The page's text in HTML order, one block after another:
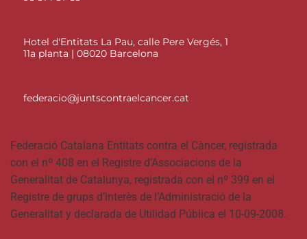
Hotel d'Entitats La Pau, calle Pere Vergés, 1
11a planta | 08020 Barcelona
federacio@juntscontraelcancer.cat
Federació Catalana Entitats contra el Càncer, registrada
con el nº 408 en el Registre d’Associacions de la
Generalitat de Catalunya, registrada con el nº 399 en el
Registre de grups d’interès de l’Administració de la
Generalitat y declarada de Utilidad Pública el 10-09-2008.